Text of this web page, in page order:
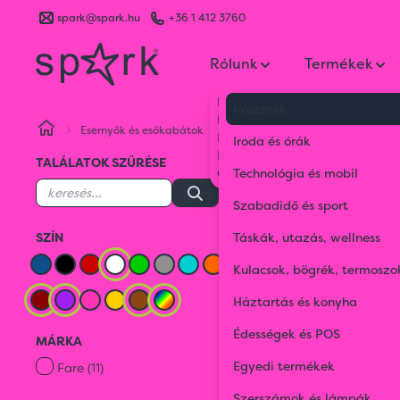
spark@spark.hu +36 1 412 3760
Rólunk
Kik vagyunk
Kapcsolat
Blog
Karrier
Gyakran Ismételt Kérdések
Termékek
Iroda és órák
Technológia és mobil
Szabadidő és sport
Táskák, utazás, wellness
Kulacsok, bögrék,
Háztartás és konyha
Édességek és POS
Egyedi termékek
Esernyők és esőkabátok
TALÁLATOK SZŰRÉSE
SZÍN
MÁRKA
Fare (11)
VEGYES
Fehér